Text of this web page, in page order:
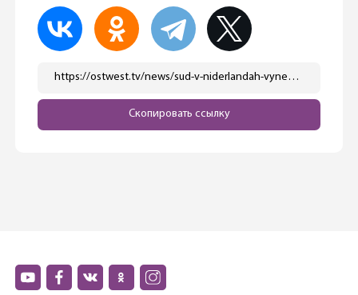
https://ostwest.tv/news/sud-v-niderlandah-vynes-verdikt-po-delu-o-gibeli-rejsa-mh17-v-ukraine/
Скопировать ссылку